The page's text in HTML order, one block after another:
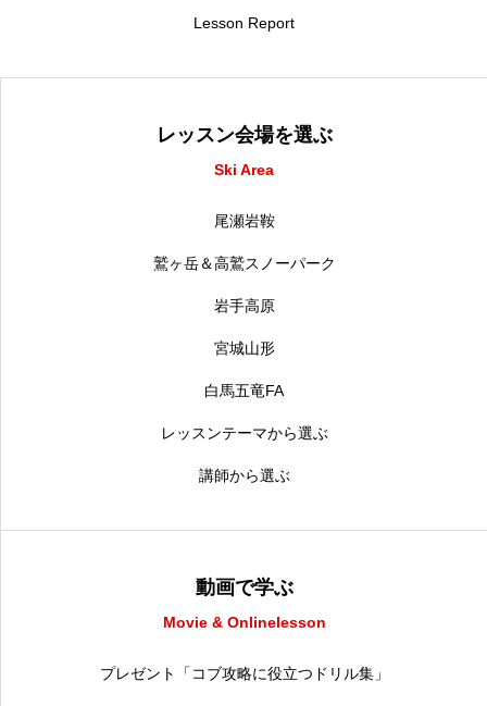
Lesson Report
レッスン会場を選ぶ
Ski Area
尾瀬岩鞍
鷲ヶ岳＆高鷲スノーパーク
岩手高原
宮城山形
白馬五竜FA
レッスンテーマから選ぶ
講師から選ぶ
動画で学ぶ
Movie & Onlinelesson
プレゼント「コブ攻略に役立つドリル集」